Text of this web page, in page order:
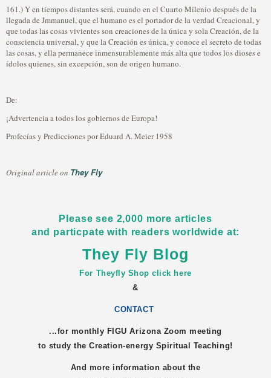
161.) Y en tiempos distantes será, cuando en el Cuarto Milenio después de la
llegada de Jmmanuel, que el humano es el portador de la verdad Creacional, y
que todas las cosas vivientes son creaciones de la única y sola Creación, de la
consciencia universal, y que la Creación es única, y conoce el secreto de todas
las cosas, y ella permanece inmensurablemente más alta que todos los dioses e
ídolos quienes, sin excepción, son de origen humano.
De:
¡Advertencia a todos los gobiernos de Europa!
Profecías y Predicciones por Eduard A. Meier 1958
Original article on They Fly
Please see 2,000 more articles
and particpate with readers worldwide at:
They Fly Blog
For Theyfly Shop click here
&
CONTACT
...for monthly FIGUArizona Zoom meeting
to study the Creation-energy Spiritual Teaching!
And more information about the